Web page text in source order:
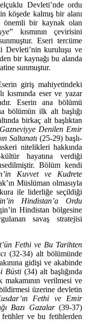
Devleti’nde ordu
köşede kalmış bir alanı
önemli bir kaynak olan
” kısmının çevirisini
Eseri tercüme
Devleti’nin kuruluşu ve
bir kaynağı bu alanda
sunmuştur.
giriş mahiyetindeki
kısmında eser ve yazar
Eserin ana bölümü
bölümün ilk alt başlığı
birkaç alt başlıktan
Deni­len Emir
Saltanatı (25-29) başlı­
nitelikleri hakkında
hayatına verdiği
Bölüm kendi
Kuvvet ve Kudrete
Müslüman ol­masıyla
ile liderliğe seçildiği
Hindistan’a Ordu
Hindistan bölgesine
savaş stratejisi
Fethi ve Bu Tarihten
(32-34) alt bölümünde
gidişi ve akabinde
Büsti (34) alt başlığında
makamının verilmesi ve
üzerine devletin
Fethi ve Emir
Bazı Gazalar(39-37)
fetihler ve bu fetihlerden